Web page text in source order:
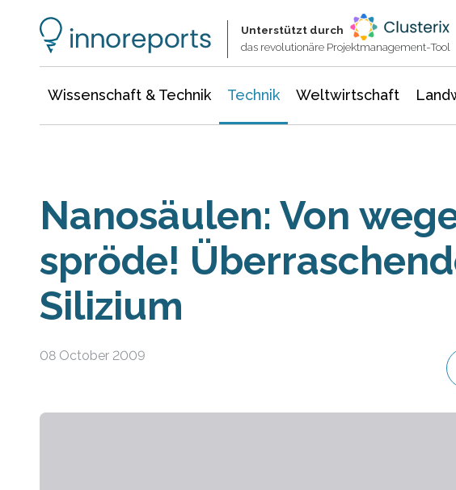
Unterstützt durch
das revolutionäre Projektmanagement-Tool
Wissenschaft & Technik Technik Weltwirtschaft
Nanosäulen: Von
spröde!
Silizium
08 October 2009